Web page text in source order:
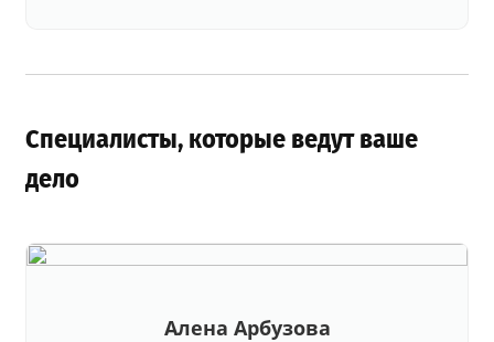
Специалисты, которые ведут ваше
дело
Алена Арбузова